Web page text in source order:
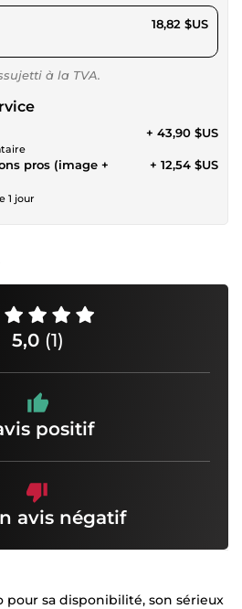
17,34 $US 18,82 $US
à la TVA.
+ 43,90 $US
pros (image +
1 jour
+ 12,54 $US
5,0 (1)
positif
avis négatif
pour sa disponibilité, son sérieux